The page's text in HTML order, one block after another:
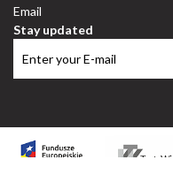
Email
Stay updated